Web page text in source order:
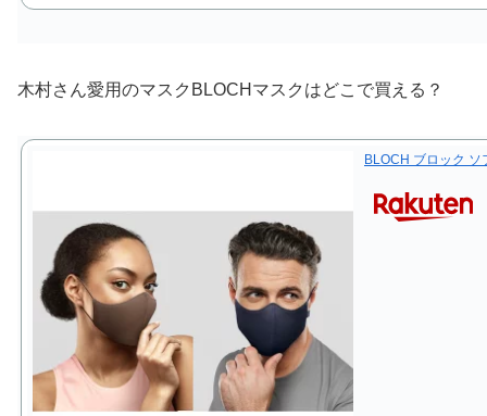
木村さん愛用のマスクBLOCHマスクはどこで買える？
BLOCH ブロック